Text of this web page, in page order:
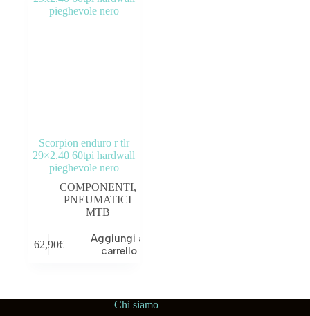
OUTLET
Scorpion enduro r tlr
29×2.40 60tpi hardwall
pieghevole nero
COMPONENTI,
PNEUMATICI
MTB
62,90€
Aggiungi al
carrello
Chi siamo